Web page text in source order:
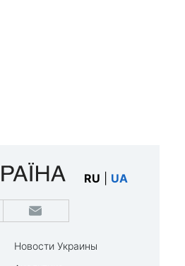
RU UA
Новости Украины